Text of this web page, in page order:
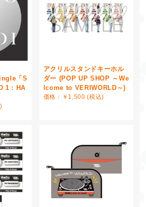
「S
1 : HA
アクリルスタンドキーホル
ダー (POP UP SHOP ～We
lcome to VERIWORLD～)
価格：￥1,500 (税込)